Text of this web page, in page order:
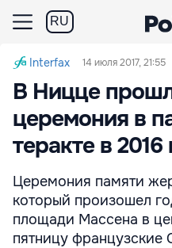
RU
Interfax 14 июля 2017, 21:55
В Ницце
церемония в
теракте в 2016
Церемония памяти
который произошел
площади Массена в
пятницу